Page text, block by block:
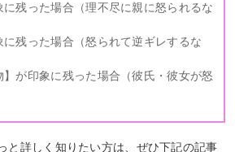
に残った場合（理不尽に親に怒られるな
に残った場合（怒られて逆ギレするな
】が印象に残った場合（彼氏・彼女が怒
と詳しく知りたい方は、ぜひ下記の記事